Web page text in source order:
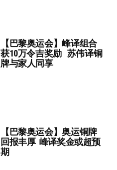
【巴黎奥运会】峰译组合
获10万令吉奖励 苏伟译铜
牌与家人同享
【巴黎奥运会】奥运铜牌
回报丰厚 峰译奖金或超预
期